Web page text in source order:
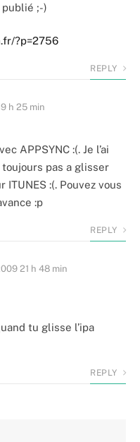
publié ;-)
?p=2756
REPLY
h 25 min
APPSYNC :(. Je l’ai
pas a glisser
:(. Pouvez vous
:p
REPLY
21 h 48 min
tu glisse l’ipa
REPLY